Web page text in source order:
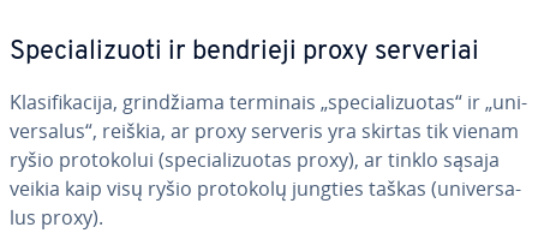
Spe­cia­li­zuo­ti ir bendrieji proxy serveriai
Kla­si­fi­ka­ci­ja, grin­džia­ma terminais „spe­cia­li­zuo­tas“ ir „uni­
ver­sa­lus“, reiškia, ar proxy serveris yra skirtas tik vienam
ryšio pro­to­ko­lui (spe­cia­li­zuo­tas proxy), ar tinklo sąsaja
veikia kaip visų ryšio protokolų jungties taškas (uni­ver­sa­
lus proxy).